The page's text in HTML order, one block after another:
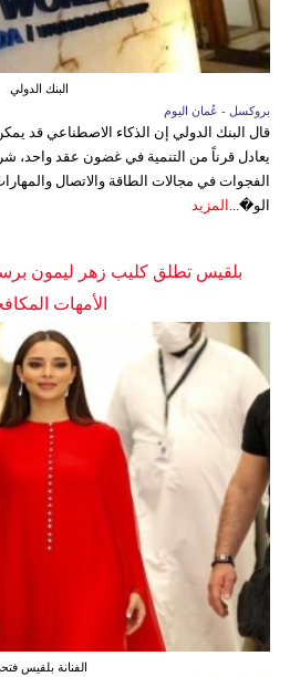
البنك الدولي
بروكسل - عُمان اليوم
قال البنك الدولي إن الذكاء الاصطناعي قد
يعادل قرناً من التنمية في غضون عقد واحد،
الفجوات في مجالات الطاقة والاتصال
الو�...
المزيد
بلقيس تطلق كليب زهر ليمون
الأمهات
الفنانة بلقيس